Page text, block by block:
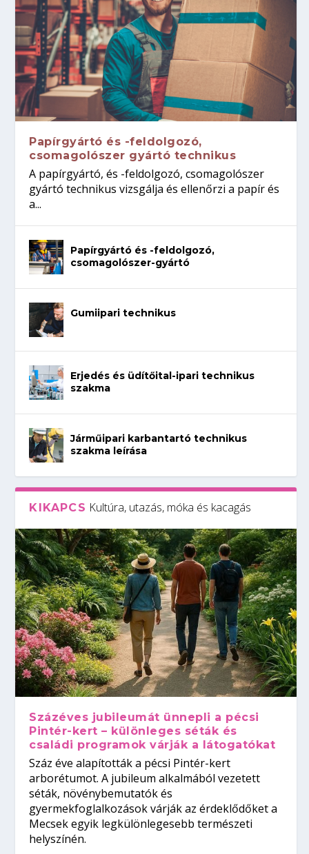
Papírgyártó és -feldolgozó,
csomagolószer gyártó technikus
A papírgyártó, és -feldolgozó, csomagolószer
gyártó technikus vizsgálja és ellenőrzi a papír és
a...
Papírgyártó és -feldolgozó,
csomagolószer-gyártó
Gumiipari technikus
Erjedés és üdítőital-ipari technikus
szakma
Járműipari karbantartó technikus
szakma leírása
KIKAPCS Kultúra, utazás, móka és kacagás
Százéves jubileumát ünnepli a pécsi
Pintér-kert – különleges séták és
családi programok várják a látogatókat
Száz éve alapították a pécsi Pintér-kert
arborétumot. A jubileum alkalmából vezetett
séták, növénybemutatók és
gyermekfoglalkozások várják az érdeklődőket a
Mecsek egyik legkülönlegesebb természeti
helyszínén.